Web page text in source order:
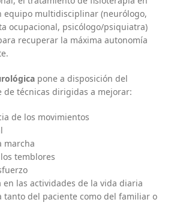
equipo multidisciplinar (neurólogo,
ocupacional, psicólogo/psiquiatra)
recuperar la máxima autonomía
pone a disposición del
de técnicas dirigidas a mejorar:
de los movimientos
marcha
temblores
en las actividades de la vida diaria
tanto del paciente como del familiar o